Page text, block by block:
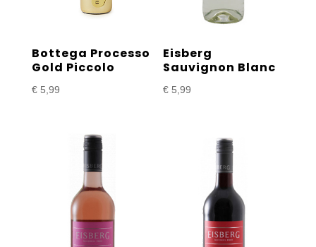
Bottega Processo
Gold Piccolo
€5,99
Eisberg
Sauvignon Blanc
€ 5,99